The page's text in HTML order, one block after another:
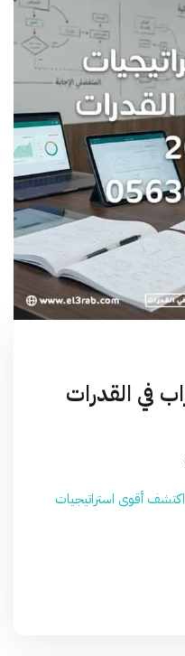
في القدرات
اكتشف أقوى استراتيجيات